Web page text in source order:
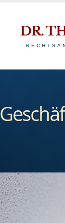
DR.